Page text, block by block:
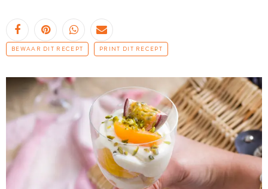
BEWAAR DIT RECEPT PRINT DIT RECEPT